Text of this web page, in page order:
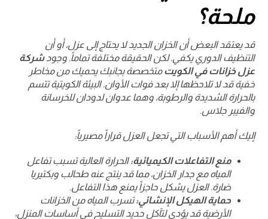
ملحة؟
قد يعتقد البعض أن الخزان الجديد لا يحتاج إلى عزل، أو أن
التنظيف الدوري يكفي. لكن الحقيقة مختلفة تماماً. وجودشركة
عزل خزانات في الكويتمتخصصة بجانبك يحميك من مخاطر
خفية قد لا تلاحظها إلا بعد فوات الأوان. البيئة الكويتية تتسم
بالحرارة الشديدة والرطوبة، وهما عدوان لدودان للخرسانة
والفيبر جلاس.
إليك أهم الأسباب التي تجعل العزل قراراً مصيرياً:
منع التفاعلات الكيميائية:الحرارة العالية تسبب تفاعل
المياه مع جدار الخزان، مما قد ينتج عنه طحالب وبكتيريا
ضارة. العزل يشكل حاجزاً يمنع هذا التفاعل.
حماية الهيكل الإنشائي:تسرب المياه من الخزانات
الأرضية قد يؤدي لتآكل حديد التسليح في أساسات المنزل،